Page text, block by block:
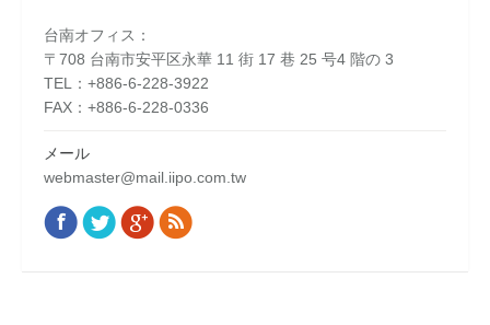
台南オフィス：
〒708 台南市安平区永華 11 街 17 巷 25 号4 階の 3
TEL：+886-6-228-3922
FAX：+886-6-228-0336
メール
webmaster@mail.iipo.com.tw
Find us on:
Facebook
TwitterGoogle+
Rss